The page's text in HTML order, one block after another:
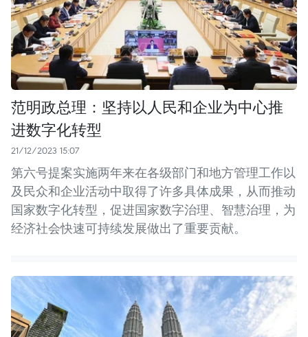
范明政总理：坚持以人民和企业为中心推
进数字化转型
21/12/2023 15:07
第六号提案实施两年来在各级部门和地方管理工作以
及民众和企业活动中取得了许多具体成果，从而推动
国家数字化转型，促进国家数字治理、智慧治理，为
经济社会快速可持续发展做出了重要贡献。